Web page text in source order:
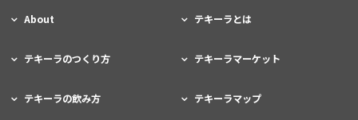
About テキーラとは
テキーラのつくり方 テキーラマーケット
テキーラの飲み方 テキーラマップ